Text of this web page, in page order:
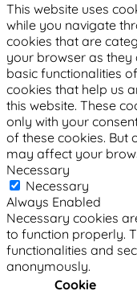
This website uses
while you navigate
cookies that are
your browser as
basic functionalities
cookies that help us
this website. These
only with your
of these cookies. But
may affect your
Necessary
Necessary
Always Enabled
Necessary cookies
to function properly.
functionalities and
anonymously.
Cookie